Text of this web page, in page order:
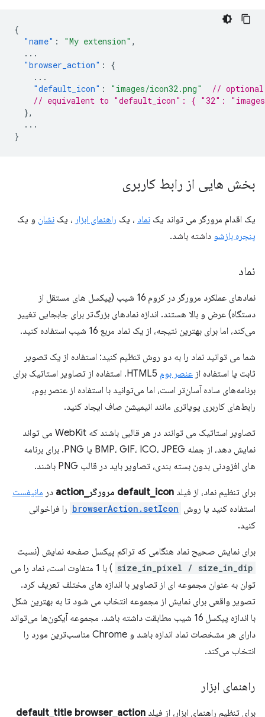
{
"name" : "My extension" ,
...
"browser_action" :
{
...
"default_icon" : "images/icon32.png"
// optional
// equivalent to "default_icon": { "32":
},
...
}
بخش هایی از رابط کاربری
یک اقدام مرورگر می تواند یک نماد ، یک راهنمای ابزار ، یک نشان و یک
پنجره بازشو داشته باشد.
نماد
نمادهای عملکرد مرورگر در کروم 16 شیب (پیکسل های مستقل از
دستگاه) عرض و بالا هستند. اندازه نمادهای بزرگ‌تر برای جابجایی تغییر
می‌کند، اما برای بهترین نتیجه، از یک نماد مربع 16 شیب استفاده کنید.
شما می توانید نماد را به دو روش تنظیم کنید: استفاده از یک تصویر
ثابت یا استفاده از عنصر بوم
HTML5. استفاده از تصاویر استاتیک برای
برنامه‌های ساده آسان‌تر است، اما می‌توانید با استفاده از عنصر بوم،
رابط‌های کاربری پویاتری مانند انیمیشن صاف ایجاد کنید.
تصاویر استاتیک می توانند در هر قالبی باشند که WebKit می تواند
نمایش دهد، از جمله BMP، GIF، ICO، JPEG یا PNG. برای برنامه
های افزودنی بدون بسته بندی، تصاویر باید در قالب PNG باشند.
برای تنظیم نماد، از فیلد default_icon مرورگر_action در مانیفست
استفاده کنید یا روش browserAction.setIcon را فراخوانی
کنید.
برای نمایش صحیح نماد هنگامی که تراکم پیکسل صفحه نمایش (نسبت
size_in_pixel / size_in_dip
) با 1 متفاوت است، نماد را می
توان به عنوان مجموعه ای از تصاویر با اندازه های مختلف تعریف کرد.
تصویر واقعی برای نمایش از مجموعه انتخاب می شود تا به بهترین شکل
با اندازه پیکسل 16 شیب مطابقت داشته باشد. مجموعه آیکون‌ها می‌تواند
دارای هر مشخصات نماد اندازه باشد و Chrome مناسب‌ترین مورد را
انتخاب می‌کند.
راهنمای ابزار
برای تنظیم راهنمای ابزار، از فیلد default_title browser_action